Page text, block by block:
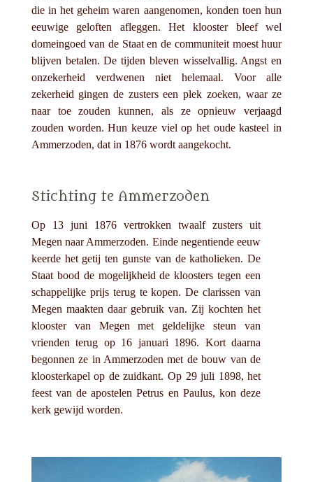
die in het geheim waren aangenomen, konden toen hun
eeuwige geloften afleggen. Het klooster bleef wel
domeingoed van de Staat en de communiteit moest huur
blijven betalen. De tijden bleven wisselvallig. Angst en
onzekerheid verdwenen niet helemaal. Voor alle
zekerheid gingen de zusters een plek zoeken, waar ze
naar toe zouden kunnen, als ze opnieuw verjaagd
zouden worden. Hun keuze viel op het oude kasteel in
Ammerzoden, dat in 1876 wordt aangekocht.
Stichting te Ammerzoden
Op 13 juni 1876 vertrokken twaalf zusters uit
Megen naar Ammerzoden. Einde negentiende eeuw
keerde het getij ten gunste van de katholieken. De
Staat bood de mogelijkheid de kloosters tegen een
schappelijke prijs terug te kopen. De clarissen van
Megen maakten daar gebruik van. Zij kochten het
klooster van Megen met geldelijke steun van
vrienden terug op 16 januari 1896. Kort daarna
begonnen ze in Ammerzoden met de bouw van de
kloosterkapel op de zuidkant. Op 29 juli 1898, het
feest van de apostelen Petrus en Paulus, kon deze
kerk gewijd worden.